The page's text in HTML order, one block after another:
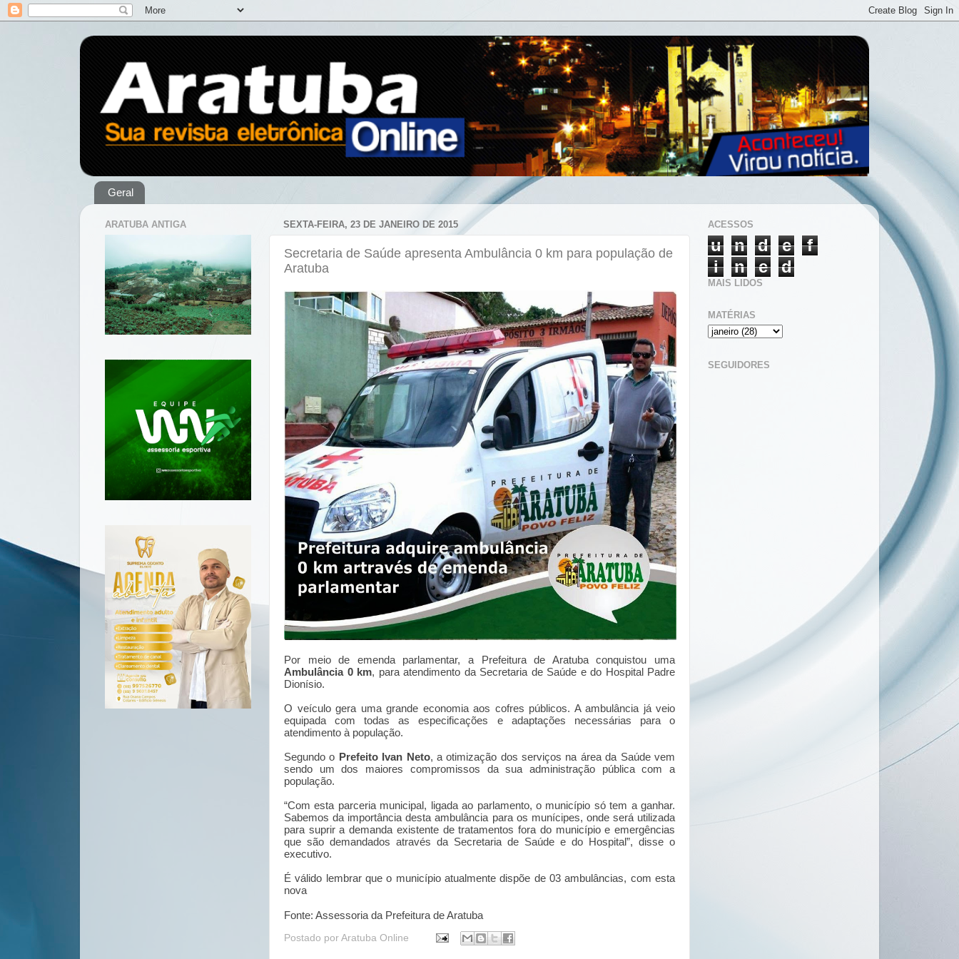
Geral
SEXTA-FEIRA, 23 DE JANEIRO DE 2015
Secretaria de Saúde apresenta Ambulância 0 km para população de
Aratuba
Por meio de emenda parlamentar, a Prefeitura de Aratuba conquistou uma
Ambulância 0 km, para atendimento da Secretaria de Saúde e do Hospital Padre
Dionísio.
O veículo gera uma grande economia aos cofres públicos. A ambulância já veio
equipada com todas as especificações e adaptações necessárias para o
atendimento à população.
Segundo o Prefeito Ivan Neto, a otimização dos serviços na área da Saúde vem
sendo um dos maiores compromissos da sua administração pública com a
população.
“Com esta parceria municipal, ligada ao parlamento, o município só tem a ganhar.
Sabemos da importância desta ambulância para os munícipes, onde será utilizada
para suprir a demanda existente de tratamentos fora do município e emergências
que são demandados através da Secretaria de Saúde e do Hospital”, disse o
executivo.
É válido lembrar que o município atualmente dispõe de 03 ambulâncias, com esta
nova
Fonte: Assessoria da Prefeitura de Aratuba
Postado por Aratuba Online
ARATUBA ANTIGA ACESSOS
u n d e
f
i
n e d
MAIS LIDOS
MATÉRIAS
SEGUIDORES